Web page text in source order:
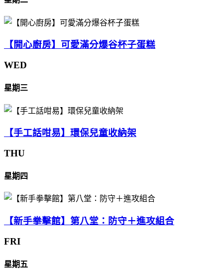
【開心廚房】可愛滿分爆谷杯子蛋糕
WED
星期三
【手工話咁易】環保兒童收納架
THU
星期四
【新手拳擊館】第八堂：防守＋進攻組合
FRI
星期五